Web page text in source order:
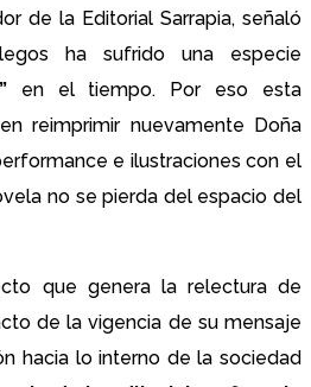
de la Editorial Sarrapia, señaló
ha sufrido una especie
en el tiempo. Por eso esta
reimprimir nuevamente Doña
e ilustraciones con el
no se pierda del espacio del
que genera la relectura de
de la vigencia de su mensaje
hacia lo interno de la sociedad